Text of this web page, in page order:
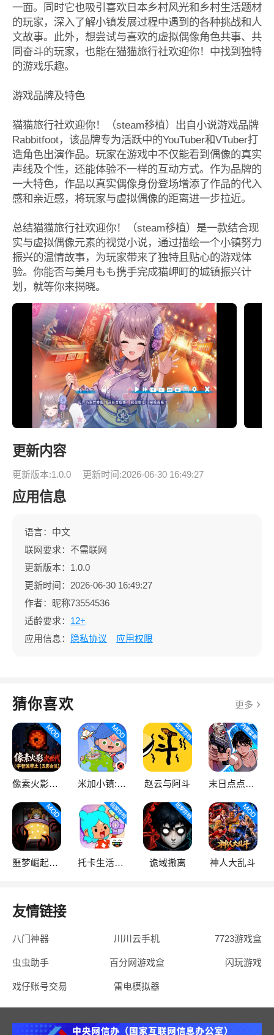
一面。同时它也吸引喜欢日本乡村风光和乡村生活题材
的玩家，深入了解小镇发展过程中遇到的各种挑战和人
文故事。此外，想尝试与喜欢的虚拟偶像角色共事、共
同奋斗的玩家，也能在猫猫旅行社欢迎你！中找到独特
的游戏乐趣。
游戏品牌及特色
猫猫旅行社欢迎你！（steam移植）出自小说游戏品牌
Rabbitfoot，该品牌专为活跃中的YouTuber和VTuber打
造角色出演作品。玩家在游戏中不仅能看到偶像的真实
声线及个性，还能体验不一样的互动方式。作为品牌的
一大特色，作品以真实偶像身份登场增添了作品的代入
感和亲近感，将玩家与虚拟偶像的距离进一步拉近。
总结猫猫旅行社欢迎你！（steam移植）是一款结合现
实与虚拟偶像元素的视觉小说，通过描绘一个小镇努力
振兴的温情故事，为玩家带来了独特且贴心的游戏体
验。你能否与美月もも携手完成猫岬町的城镇振兴计
划，就等你来揭晓。
更新内容
更新版本:1.0.0 更新时间:2026-06-30 16:49:27
应用信息
语言：中文
联网要求：不需联网
更新版本：1.0.0
更新时间：2026-06-30 16:49:27
作者：昵称73554536
适龄要求： 12+
应用信息：
隐私协议 应用权限
猜你喜欢 更多
像素火影次世代 米加小镇:世界 赵云与阿斗 末日点点（辅助菜单）
噩梦崛起：生存 托卡生活：世界 诡域撤离 神人大乱斗
友情链接
八门神器 川川云手机 7723游戏盒
虫虫助手 百分网游戏盒 闪玩游戏
戏仔账号交易 雷电模拟器